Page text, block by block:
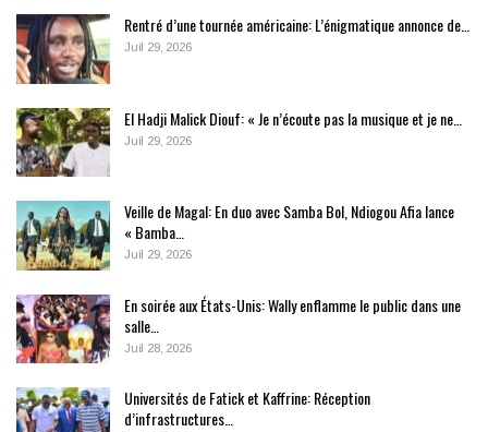
Rentré d’une tournée américaine: L’énigmatique annonce de…
Juil 29, 2026
El Hadji Malick Diouf: « Je n’écoute pas la musique et je ne…
Juil 29, 2026
Veille de Magal: En duo avec Samba Bol, Ndiogou Afia lance
« Bamba…
Juil 29, 2026
En soirée aux États-Unis: Wally enflamme le public dans une
salle…
Juil 28, 2026
Universités de Fatick et Kaffrine: Réception
d’infrastructures…